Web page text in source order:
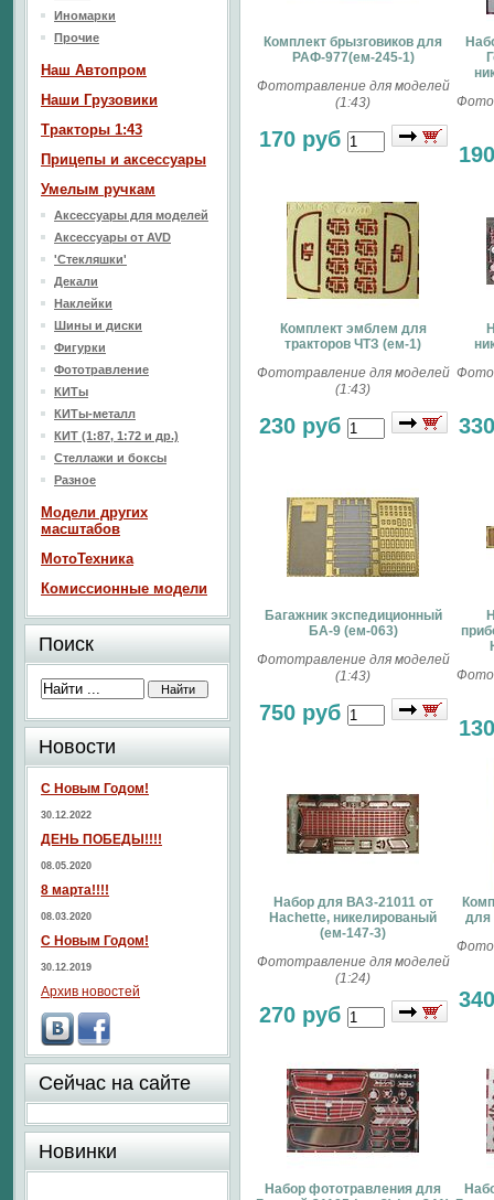
Комплект брызговиков для
РАФ-977(ем-245-1)
Фототравление для моделей
(1:43)
170 руб
Комплект эмблем для
тракторов ЧТЗ (ем-1)
Фототравление для моделей
(1:43)
230 руб
Багажник экспедиционный
БА-9 (ем-063)
Фототравление для моделей
(1:43)
750 руб
Набор для ВАЗ-21011 от
Hachette, никелированый
(ем-147-3)
Фототравление для моделей
(1:24)
270 руб
для
Набор фототравления для
Иномарки
Прочие
Наш Aвтопром
Наши Грузовики
Тракторы 1:43
Прицепы и аксессуары
Умелым ручкам
Аксессуары для моделей
Аксессуары от AVD
'Стекляшки'
Декали
Наклейки
Шины и диски
Фигурки
Фототравление
КИТы
КИТы-металл
КИТ (1:87, 1:72 и др.)
Стеллажи и боксы
Разное
Модели других
масштабов
МотоТехника
Комиссионные модели
Поиск
Новости
С Новым Годом!
30.12.2022
ДЕНЬ ПОБЕДЫ!!!!
08.05.2020
8 марта!!!!
08.03.2020
С Новым Годом!
30.12.2019
Архив новостей
Сейчас на сайте
Новинки